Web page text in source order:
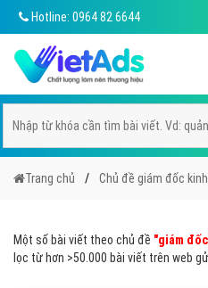
Hotline: 0964 82 6644
Trang chủ Chủ đề giám đốc
Một số bài viết theo chủ đề "giám
lọc từ hơn >50.000 bài viết trên web